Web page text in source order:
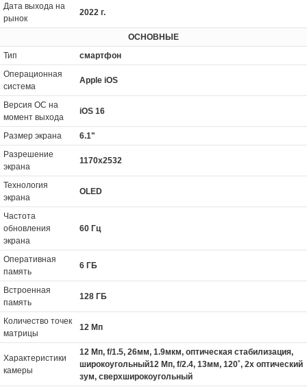
Дата выхода на
рынок
2022 г.
ОСНОВНЫЕ
Тип
смартфон
Операционная
система
Apple iOS
Версия ОС на
момент выхода
iOS 16
Размер экрана
6.1"
Разрешение
экрана
1170x2532
Технология
экрана
OLED
Частота
обновления
экрана
60 Гц
Оперативная
память
6 ГБ
Встроенная
память
128 ГБ
Количество точек
матрицы
12 Мп
Характеристики
камеры
12 Мп, f/1.5, 26мм, 1.9мкм, оптическая стабилизация,
широкоугольный12 Мп, f/2.4, 13мм, 120˚, 2x оптический
зум, сверхширокоугольный